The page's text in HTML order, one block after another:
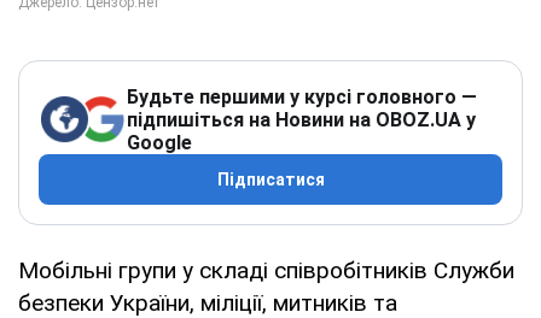
Будьте першими у курсі головного —
підпишіться на Новини на OBOZ.UA у
Google
Підписатися
Мобільні групи у складі співробітників Служби
безпеки України, міліції, митників та